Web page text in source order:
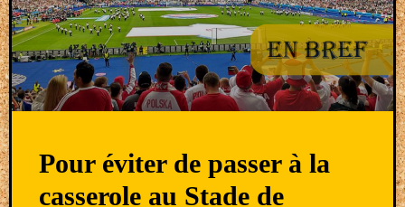
Pour éviter de passer à la
casserole au Stade de